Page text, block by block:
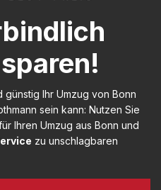
Ihr Umzug von Bonn
sein kann: Nutzen Sie
Ihren Umzug aus Bonn und
zu unschlagbaren